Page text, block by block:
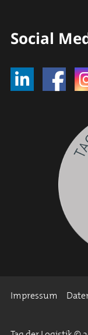
Social
Impressum